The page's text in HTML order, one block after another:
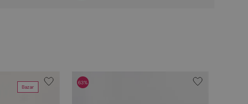
Bazar
63%